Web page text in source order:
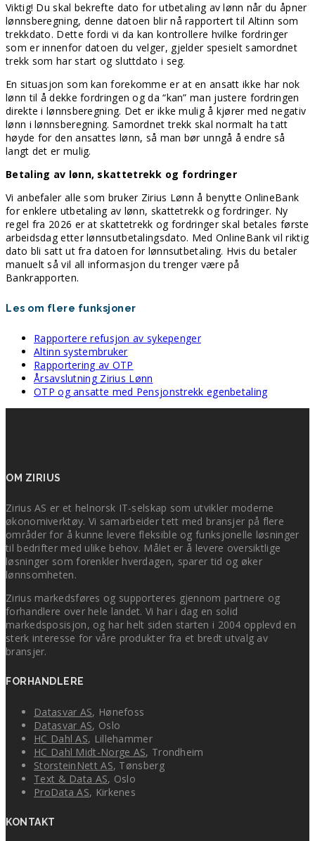
Viktig! Du skal bekrefte dato for utbetaling av lønn når du åpner
lønnsberegning, denne datoen blir nå rapportert til Altinn som
trekkdato. Dette fordi vi da kan kontrollere hvilke fordringer
som er innenfor datoen du velger, gjelder spesielt samordnet
trekk som har start og sluttdato i seg.
En situasjon som kan forekomme er at en ansatt ikke har nok
lønn til å dekke fordringen og da “kan” man justere fordringen
direkte i lønnsberegning. Det er ikke mulig å kjører med negativ
lønn i lønnsberegning. Samordnet trekk skal normalt ha tatt
høyde for den ansattes lønn, så man bør unngå å endre så
langt det er mulig.
Betaling av lønn, skattetrekk og fordringer
Vi anbefaler alle som bruker Zirius Lønn å benytte OnlineBank
for enklere utbetaling av lønn, skattetrekk og fordringer. Ny
regel fra 2026 er at skattetrekk og fordringer skal betales første
arbeidsdag etter lønnsutbetalingsdato. Med OnlineBank vil riktig
dato bli satt ut fra datoen for lønnsutbetaling. Hvis du betaler
manuelt så vil all informasjon du trenger være på
Bankrapporten.
Les om flere funksjoner
Rapportere refusjon av sykepenger
Altinn systembruker
Rapportering av OTP
Årsavslutning Zirius Lønn
OTP og ansatte med Pensjonstrekk egenbetaling
OM ZIRIUS
Zirius AS er et helnorsk IT-selskap som utvikler moderne
økonomiverktøy. Vi samarbeider tett med bransjer på flere
områder for å kunne levere fleksible og funksjonelle løsninger
til bedrifter med ulike behov. Målet er å levere oversiktlige
løsninger som forenkler hverdagen, sparer tid og øker
lønnsomheten.
Zirius markedsføres og supporteres gjennom partnere og
forhandlere over hele landet. Vi har i dag en solid
markedsposisjon, og har helt siden starten i 2004 opplevd en
sterk interesse for våre produkter fra et bredt utvalg av
bransjer.
FORHANDLERE
Datasvar AS, Hønefoss
Datasvar AS, Oslo
HC Dahl AS, Lillehammer
HC Dahl Midt-Norge AS, Trondheim
StorsteinNett AS, Tønsberg
Text & Data AS, Oslo
ProData AS, Kirkenes
KONTAKT